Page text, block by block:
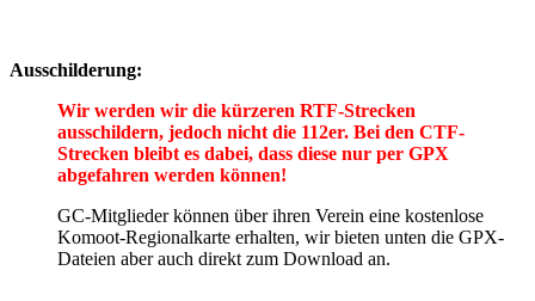
Ausschilderung:
Wir werden wir die kürzeren RTF-Strecken
ausschildern, jedoch nicht die 112er. Bei den CTF-
Strecken bleibt es dabei, dass diese nur per GPX
abgefahren werden können!
GC-Mitglieder können über ihren Verein eine kostenlose
Komoot-Regionalkarte erhalten, wir bieten unten die GPX-
Dateien aber auch direkt zum Download an.